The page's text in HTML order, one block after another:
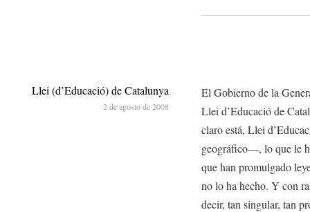
El Gobierno de la
Llei d’Educació de
claro está, Llei
geográfico—, lo que le
que han promulgado
no lo ha hecho. Y con
decir, tan singular, tan
Llei (d’Educació) de Catalunya
2 de agosto de 2008